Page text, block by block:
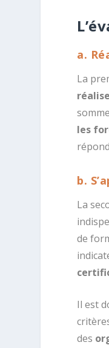
a.
La
les
b.
La
de
Il est
des